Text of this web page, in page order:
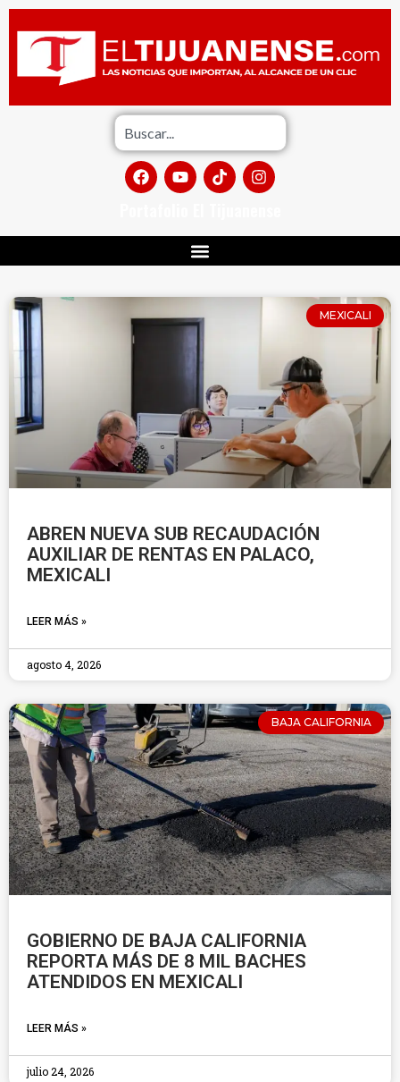
MEXICALI
ABREN NUEVA SUB RECAUDACIÓN
AUXILIAR DE RENTAS EN PALACO,
MEXICALI
LEER MÁS »
agosto 4, 2026
BAJA CALIFORNIA
GOBIERNO DE BAJA CALIFORNIA
REPORTA MÁS DE 8 MIL BACHES
ATENDIDOS EN MEXICALI
LEER MÁS »
julio 24, 2026